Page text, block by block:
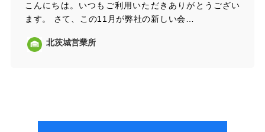
こんにちは。いつもご利用いただきありがとうござい
ます。 さて、この11月が弊社の新しい会…
北茨城営業所